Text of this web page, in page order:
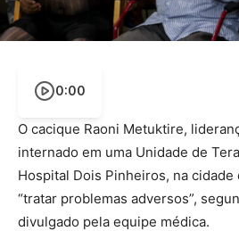
0:00
O cacique Raoni Metuktire,
internado em uma Unidade de
Hospital Dois Pinheiros, na cidade
“tratar problemas adversos”,
divulgado pela equipe médica.